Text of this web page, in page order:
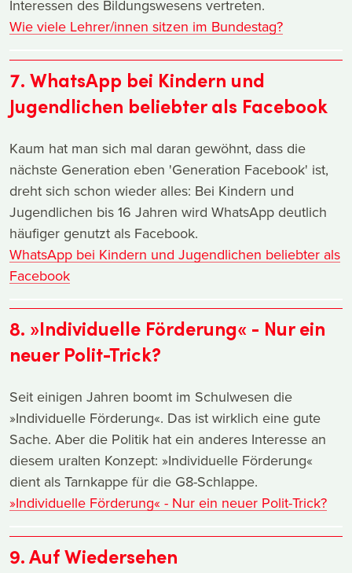
Interessen des Bildungswesens vertreten.
Wie viele Lehrer/innen sitzen im Bundestag?
7. WhatsApp bei Kindern und
Jugendlichen beliebter als Facebook
Kaum hat man sich mal daran gewöhnt, dass die
nächste Generation eben 'Generation Facebook' ist,
dreht sich schon wieder alles: Bei Kindern und
Jugendlichen bis 16 Jahren wird WhatsApp deutlich
häufiger genutzt als Facebook.
WhatsApp bei Kindern und Jugendlichen beliebter als
Facebook
8. »Individuelle Förderung« - Nur ein
neuer Polit-Trick?
Seit einigen Jahren boomt im Schulwesen die
»Individuelle Förderung«. Das ist wirklich eine gute
Sache. Aber die Politik hat ein anderes Interesse an
diesem uralten Konzept: »Individuelle Förderung«
dient als Tarnkappe für die G8-Schlappe.
»Individuelle Förderung« - Nur ein neuer Polit-Trick?
9. Auf Wiedersehen